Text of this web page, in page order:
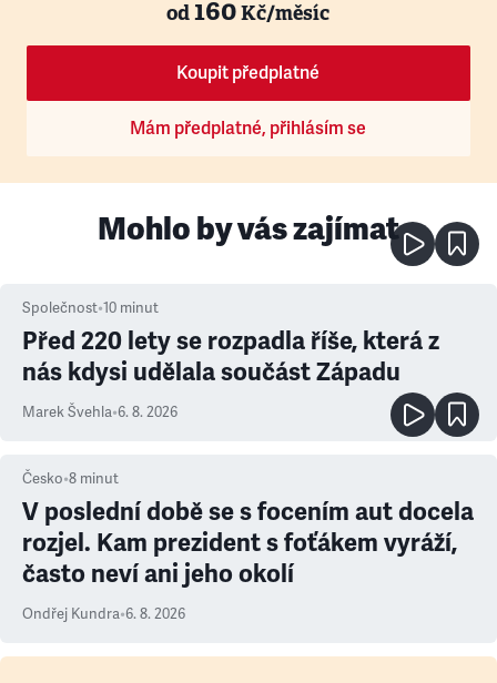
od160Kč/měsíc
Koupit předplatné
Mám předplatné, přihlásím se
Mohlo by vás zajímat
Společnost•10 minut
Před 220 lety se rozpadla říše, která z
nás kdysi udělala součást Západu
Marek Švehla•6. 8. 2026
Česko•8 minut
V poslední době se s focením aut docela
rozjel. Kam prezident s foťákem vyráží,
často neví ani jeho okolí
Ondřej Kundra•6. 8. 2026